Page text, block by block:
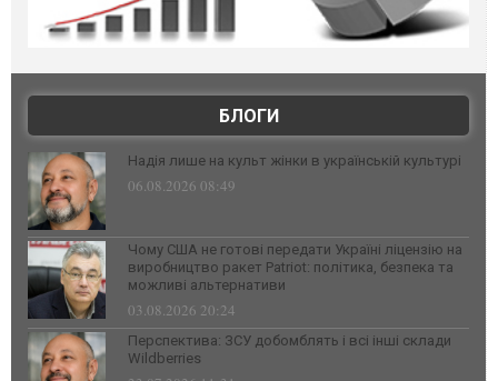
БЛОГИ
Надія лише на культ жінки в українській культурі
06.08.2026 08:49
Чому США не готові передати Україні ліцензію на
виробництво ракет Patriot: політика, безпека та
можливі альтернативи
03.08.2026 20:24
Перспектива: ЗСУ добомблять і всі інші склади
Wildberries